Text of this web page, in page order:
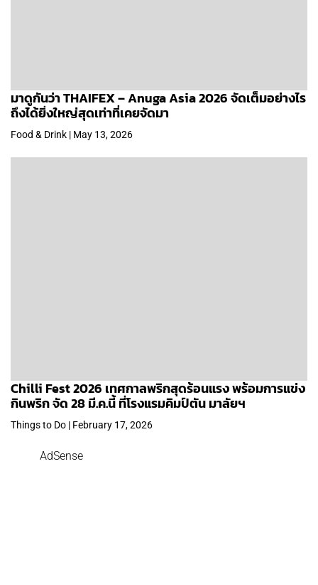
มาดูกันว่า THAIFEX – Anuga Asia 2026 จัดเต็มอย่างไร
ถึงได้ยิ่งใหญ่สุดเท่าที่เคยจัดมา
Food & Drink | May 13, 2026
Chilli Fest 2026 เทศกาลพริกสุดร้อนแรง พร้อมการแข่ง
กินพริก จัด 28 มี.ค.นี้ ที่โรงแรมคิมป์ตัน มาลัยฯ
Things to Do | February 17, 2026
AdSense